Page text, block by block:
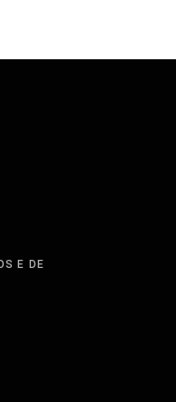
E DE